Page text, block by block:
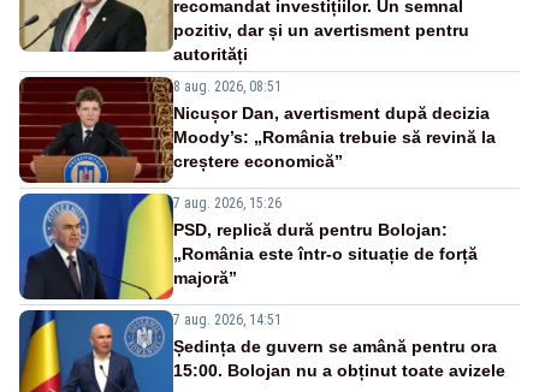
recomandat investițiilor. Un semnal
pozitiv, dar și un avertisment pentru
autorități
8 aug. 2026, 08:51
Nicușor Dan, avertisment după decizia
Moody’s: „România trebuie să revină la
creștere economică”
7 aug. 2026, 15:26
PSD, replică dură pentru Bolojan:
„România este într-o situație de forță
majoră”
7 aug. 2026, 14:51
Ședința de guvern se amână pentru ora
15:00. Bolojan nu a obținut toate avizele